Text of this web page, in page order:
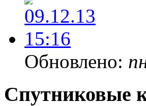
Обновлено:
Спутниковые